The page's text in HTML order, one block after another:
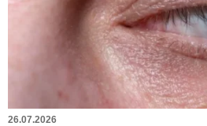
26.07.2026